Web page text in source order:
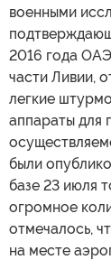
военными
2016 года
части Ливии,
легкие
аппараты для
были
базе 23 июля
огромное
отмечалось,
на месте